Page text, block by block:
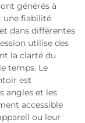
générés à
une fiabilité
dans différentes
utilise des
la clarté du
temps. Le
est
angles et les
accessible
ou leur